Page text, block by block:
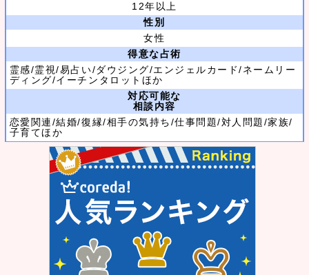
12年以上
性別
女性
得意な占術
霊感/霊視/易占い/ダウジング/エンジェルカード/ネームリー
ディング/イーチンタロットほか
対応可能な
相談内容
恋愛関連/結婚/復縁/相手の気持ち/仕事問題/対人問題/家族/
子育てほか